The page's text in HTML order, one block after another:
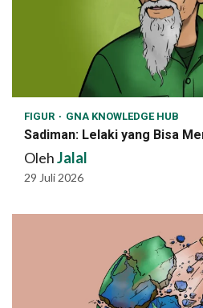
FIGUR GNA KNOWLEDGE HUB
Sadiman: Lelaki yang Bisa
OlehJalal
29 Juli 2026